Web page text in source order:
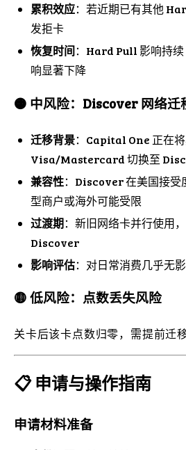
累积效应：若近期已有其他
发拒卡
恢复时间：Hard Pull 影响持续
响显著下降
🟠 中风险：Discover 网络迁
迁移背景：Capital One 正在
Visa/Mastercard 切换至
兼容性：Discover 在美国接受
型商户或海外可能受限
过渡期：新旧网络卡并行使用
Discover
影响评估：对日常消费几乎无
🟡 低风险：点数丢失风险
关卡后该卡点数归零，需提前迁
📋 申请与操作指南
申请材料准备